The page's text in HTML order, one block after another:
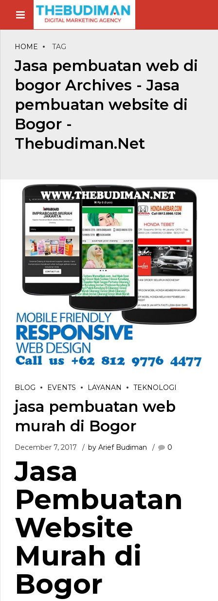
HOME TAG
Jasa pembuatan web di
bogor Archives - Jasa
pembuatan website di
Bogor -
Thebudiman.Net
BLOG EVENTS LAYANAN TEKNOLOGI
jasa pembuatan web
murah di Bogor
December 7, 2017 by Arief Budiman 0
Jasa
Pembuatan
Website
Murah di
Bogor